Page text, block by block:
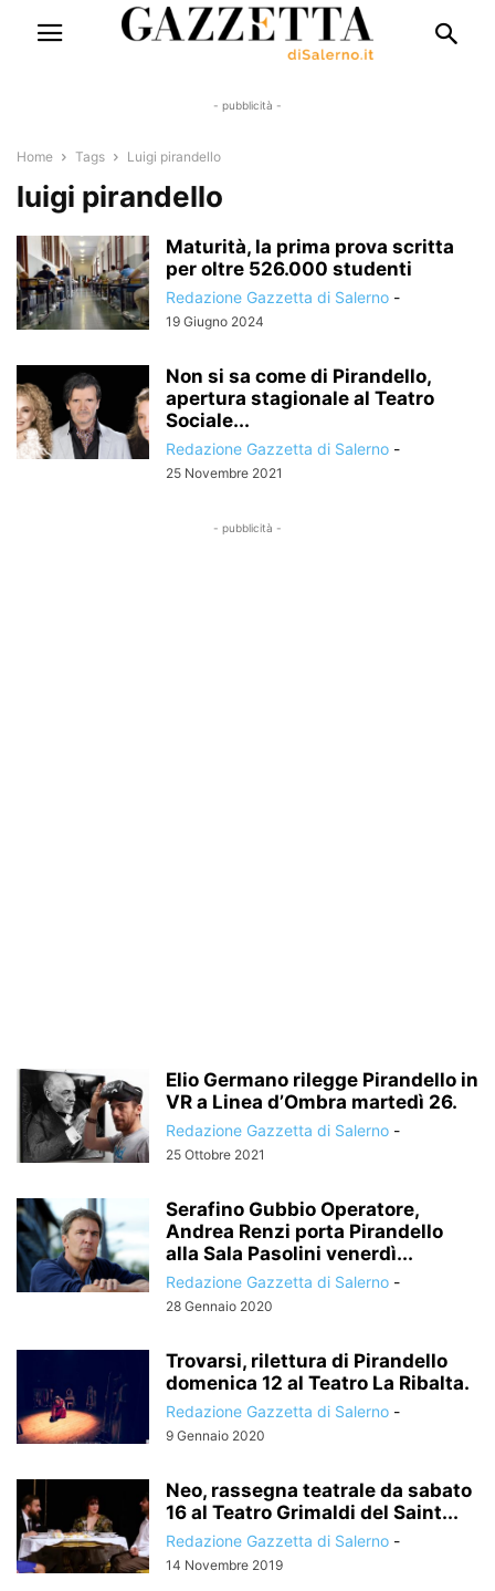
- pubblicità -
Home Tags Luigi pirandello
luigi pirandello
Maturità, la prima prova scritta
per oltre 526.000 studenti
Redazione Gazzetta di Salerno -
19 Giugno 2024
Non si sa come di Pirandello,
apertura stagionale al Teatro
Sociale...
Redazione Gazzetta di Salerno -
25 Novembre 2021
- pubblicità -
Elio Germano rilegge Pirandello in
VR a Linea d’Ombra martedì 26.
Redazione Gazzetta di Salerno -
25 Ottobre 2021
Serafino Gubbio Operatore,
Andrea Renzi porta Pirandello
alla Sala Pasolini venerdì...
Redazione Gazzetta di Salerno -
28 Gennaio 2020
Trovarsi, rilettura di Pirandello
domenica 12 al Teatro La Ribalta.
Redazione Gazzetta di Salerno -
9 Gennaio 2020
Neo, rassegna teatrale da sabato
16 al Teatro Grimaldi del Saint...
Redazione Gazzetta di Salerno -
14 Novembre 2019